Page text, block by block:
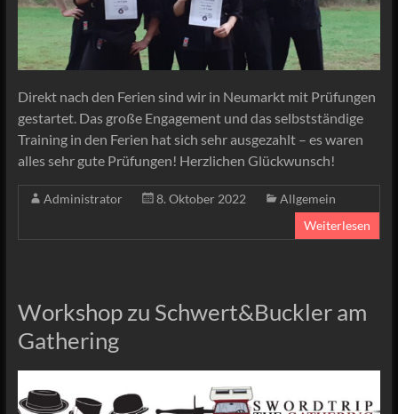
Direkt nach den Ferien sind wir in Neumarkt mit Prüfungen
gestartet. Das große Engagement und das selbstständige
Training in den Ferien hat sich sehr ausgezahlt – es waren
alles sehr gute Prüfungen! Herzlichen Glückwunsch!
Administrator 8. Oktober 2022
Allgemein
Weiterlesen
Workshop zu Schwert&Buckler am
Gathering